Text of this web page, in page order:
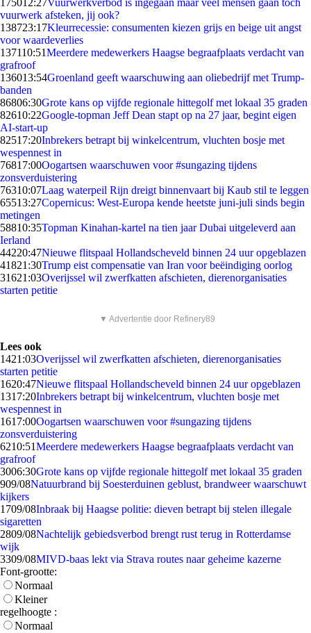
175012:27Vuurwerkverbod is ingegaan maar veel mensen gaan toch
vuurwerk afsteken, jij ook?
138723:17Kleurrecessie: consumenten kiezen grijs en beige uit angst
voor waardeverlies
137110:51Meerdere medewerkers Haagse begraafplaats verdacht van
grafroof
136013:54Groenland geeft waarschuwing aan oliebedrijf met Trump-
banden
86806:30Grote kans op vijfde regionale hittegolf met lokaal 35 graden
82610:22Google-topman Jeff Dean stapt op na 27 jaar, begint eigen
AI-start-up
82517:20Inbrekers betrapt bij winkelcentrum, vluchten bosje met
wespennest in
76817:00Oogartsen waarschuwen voor #sungazing tijdens
zonsverduistering
76310:07Laag waterpeil Rijn dreigt binnenvaart bij Kaub stil te leggen
65513:27Copernicus: West-Europa kende heetste juni-juli sinds begin
metingen
58810:35Topman Kinahan-kartel na tien jaar Dubai uitgeleverd aan
Ierland
44220:47Nieuwe flitspaal Hollandscheveld binnen 24 uur opgeblazen
41821:30Trump eist compensatie van Iran voor beëindiging oorlog
31621:03Overijssel wil zwerfkatten afschieten, dierenorganisaties
starten petitie
▼ Advertentie door Refinery89
Lees ook
1421:03Overijssel wil zwerfkatten afschieten, dierenorganisaties
starten petitie
1620:47Nieuwe flitspaal Hollandscheveld binnen 24 uur opgeblazen
1317:20Inbrekers betrapt bij winkelcentrum, vluchten bosje met
wespennest in
1617:00Oogartsen waarschuwen voor #sungazing tijdens
zonsverduistering
6210:51Meerdere medewerkers Haagse begraafplaats verdacht van
grafroof
3006:30Grote kans op vijfde regionale hittegolf met lokaal 35 graden
909/08Natuurbrand bij Soesterduinen geblust, brandweer waarschuwt
kijkers
1709/08Inbraak bij Haagse politie: dieven betrapt bij stelen illegale
sigaretten
2809/08Nachtelijk gebiedsverbod brengt rust terug in Rotterdamse
wijk
3309/08MIVD-baas lekt via Strava routes naar geheime kazerne
Font-grootte:
Normaal
Kleiner
regelhoogte :
Normaal